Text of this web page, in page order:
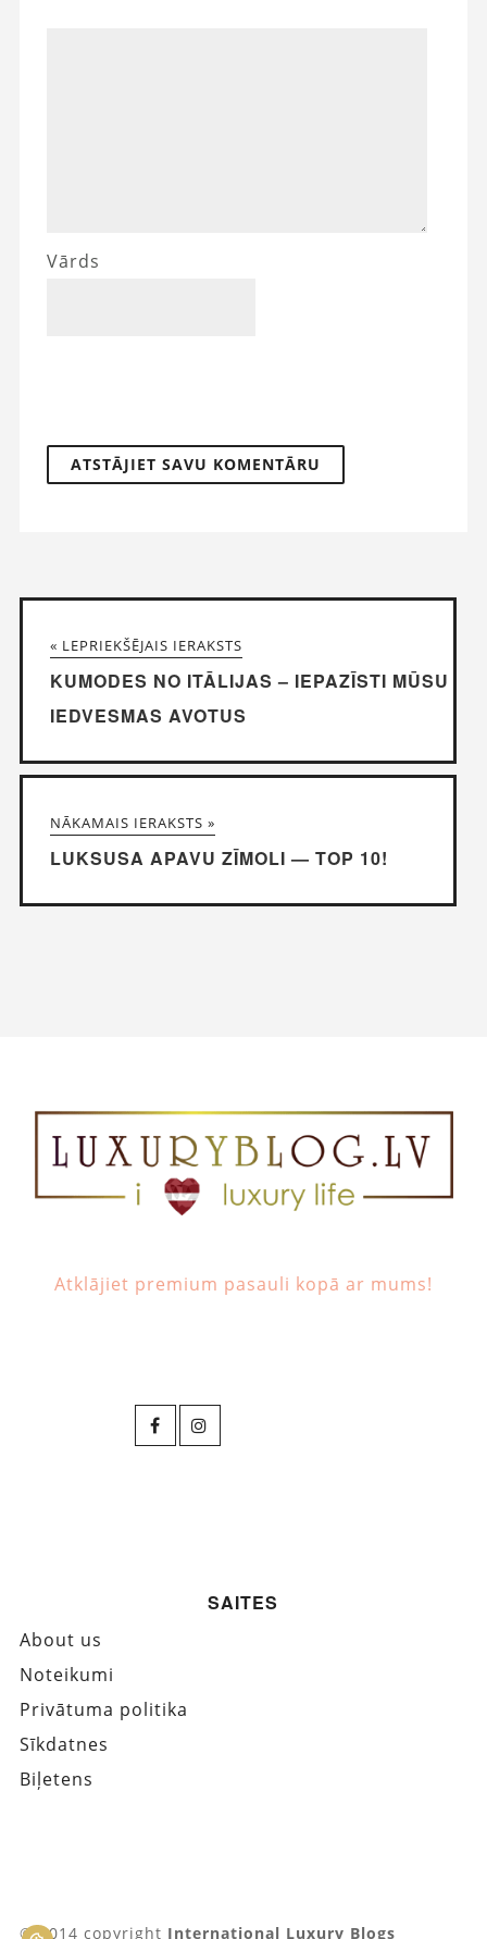
Vārds
« LEPRIEKŠĒJAIS IERAKSTS
KUMODES NO ITĀLIJAS – IEPAZĪSTI MŪSU
IEDVESMAS AVOTUS
NĀKAMAIS IERAKSTS »
LUKSUSA APAVU ZĪMOLI — TOP 10!
Atklājiet premium pasauli kopā ar mums!
SAITES
About us
Noteikumi
Privātuma politika
Sīkdatnes
Biļetens
© 2014 copyright International Luxury Blogs